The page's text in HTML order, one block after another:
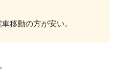
移動の方が安い。